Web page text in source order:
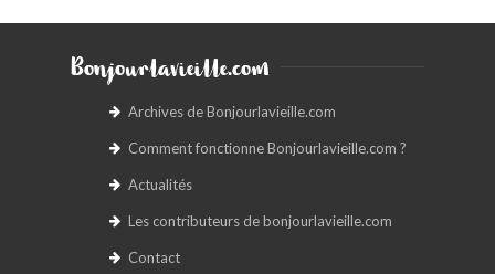
Bonjourlavieille.com
Archives de Bonjourlavieille.com
Comment fonctionne Bonjourlavieille.com ?
Actualités
Les contributeurs de bonjourlavieille.com
Contact